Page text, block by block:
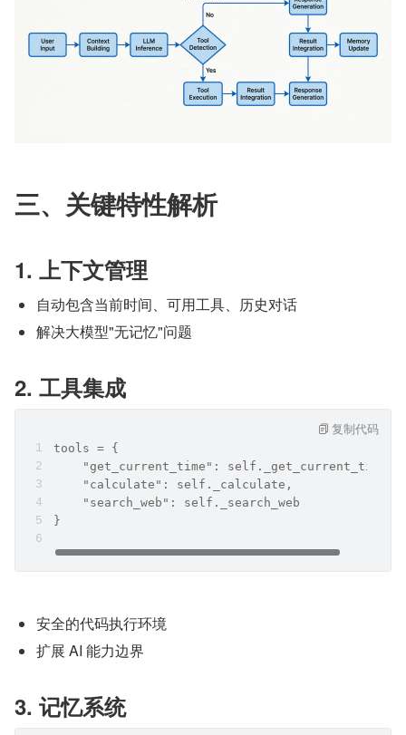
三、关键特性解析
1. 上下文管理
自动包含当前时间、可用工具、历史对话
解决大模型"无记忆"问题
2. 工具集成
tools = {
    "get_current_time": self._get_current_time,
    "calculate": self._calculate,
    "search_web": self._search_web
}
复制代码
安全的代码执行环境
扩展 AI 能力边界
3. 记忆系统